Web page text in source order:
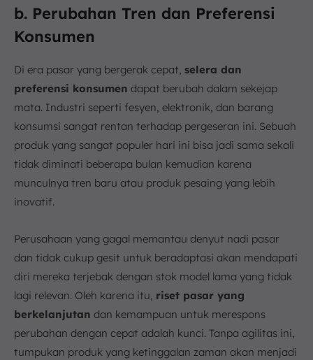
b. Perubahan Tren dan Preferensi
Konsumen
Di era pasar yang bergerak cepat, selera dan
preferensi konsumen dapat berubah dalam sekejap
mata. Industri seperti fesyen, elektronik, dan barang
konsumsi sangat rentan terhadap pergeseran ini. Sebuah
produk yang sangat populer hari ini bisa jadi sama sekali
tidak diminati beberapa bulan kemudian karena
munculnya tren baru atau produk pesaing yang lebih
inovatif.
Perusahaan yang gagal memantau denyut nadi pasar
dan tidak cukup gesit untuk beradaptasi akan mendapati
diri mereka terjebak dengan stok model lama yang tidak
lagi relevan. Oleh karena itu, riset pasar yang
berkelanjutan dan kemampuan untuk merespons
perubahan dengan cepat adalah kunci. Tanpa agilitas ini,
tumpukan produk yang ketinggalan zaman akan menjadi